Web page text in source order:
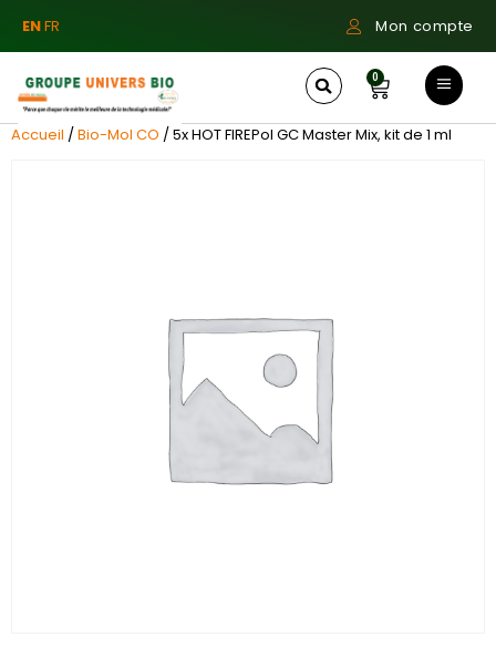
ENFR Mon compte
0
Accueil /Bio-Mol CO / 5x HOT FIREPol GC Master Mix, kit de 1 ml